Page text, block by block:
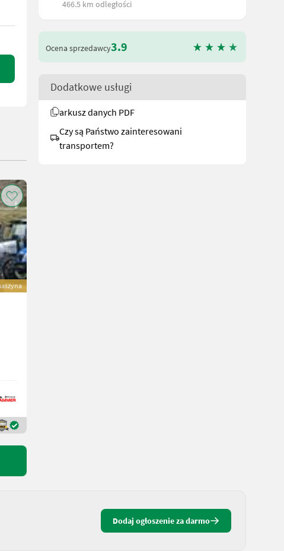
Preis 1200 € inkl Vermittlung Prompt verfügbar in 5621 St.Veit im
466.5 km odległości
Ocena sprzedawcy3.9
Dodatkowe usługi
arkusz danych PDF
Czy są Państwo zainteresowani
transportem?
Dodaj ogłoszenie za darmo